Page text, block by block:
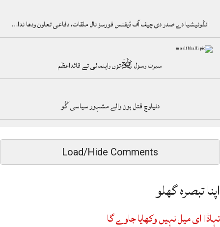
انڈونیشیا دے صدر دی چیف آف ڈیفنس فورسز نال ملقات، دفاعی تعاون ودھا ندا…
سیرت رسول ﷺتوں راہنمائی تے قائداعظم
دنیاوچ قتل ہون والے مشہور سیاسی آگُو
Load/Hide Comments
اپنا تبصرہ گھلو
تہاڈا ای میل نہیں وکھایا جاوے گا